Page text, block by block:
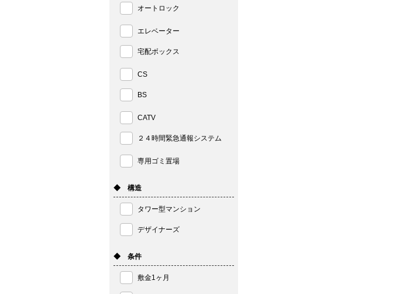
オートロック
エレベーター
宅配ボックス
CS
BS
CATV
２４時間緊急通報システム
専用ゴミ置場
◆ 構造
タワー型マンション
デザイナーズ
◆ 条件
敷金1ヶ月